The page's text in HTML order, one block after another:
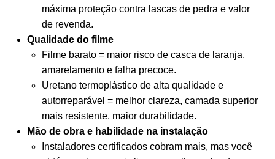
máxima proteção contra lascas de pedra e valor
de revenda.
Qualidade do filme
Filme barato = maior risco de casca de laranja,
amarelamento e falha precoce.
Uretano termoplástico de alta qualidade e
autorreparável = melhor clareza, camada superior
mais resistente, maior durabilidade.
Mão de obra e habilidade na instalação
Instaladores certificados cobram mais, mas você